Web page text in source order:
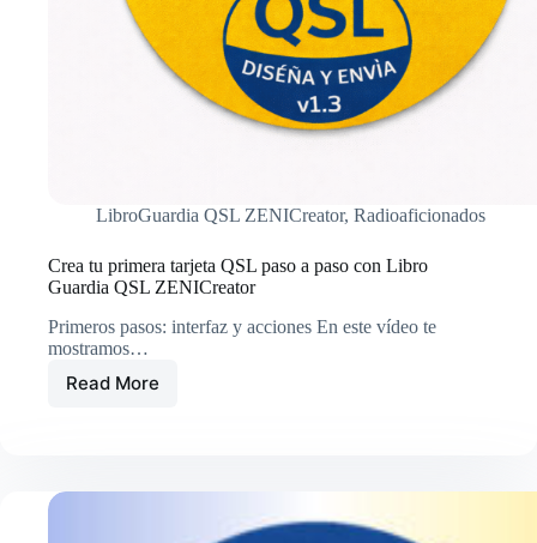
LibroGuardia QSL ZENICreator, Radioaficionados
Crea tu primera tarjeta QSL paso a paso con Libro
Guardia QSL ZENICreator
Primeros pasos: interfaz y acciones En este vídeo te
mostramos…
Read More
Crea